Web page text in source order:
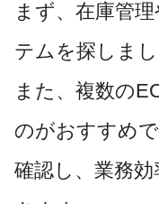
まず、在庫管
テムを探しまし
また、複数の
のがおすすめ
確認し、業務